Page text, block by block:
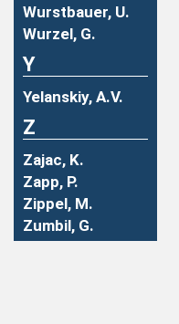
Wurstbauer, U.
Wurzel, G.
Y
Yelanskiy, A.V.
Z
Zajac, K.
Zapp, P.
Zippel, M.
Zumbil, G.